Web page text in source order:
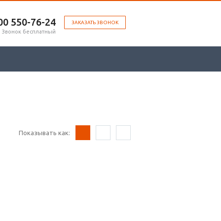
ЗАКАЗАТЬ ЗВОНОК
‎550-76-24
Звонок бесплатный
Показывать как: